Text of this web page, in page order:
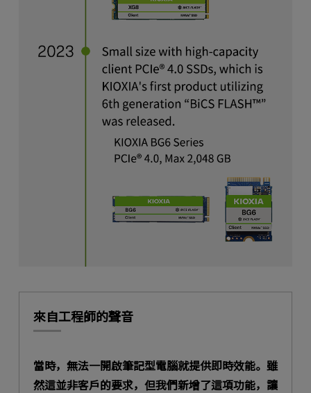
來自工程師的聲音
當時，無法一開啟筆記型電腦就提供即時效能。雖
然這並非客戶的要求，但我們新增了這項功能，讓